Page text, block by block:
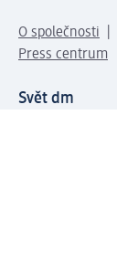
O společnosti
Press centrum
Svět dm